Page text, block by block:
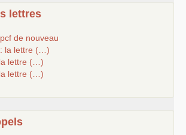
lettres
de nouveau
la lettre (…)
lettre (…)
lettre (…)